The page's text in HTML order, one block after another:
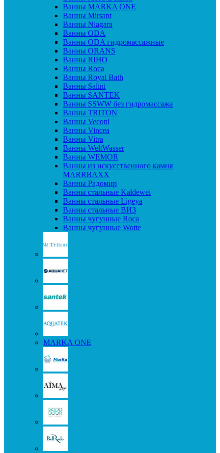
Ванны MARKA ONE
Ванны Mirsant
Ванны Niagara
Ванны ODA
Ванны ODA гидромассажные
Ванны ORANS
Ванны RIHO
Ванны Roca
Ванны Royal Bath
Ванны Salini
Ванны SANTEK
Ванны SSWW без гидромассажа
Ванны TRITON
Ванны Veconi
Ванны Vincea
Ванны Vitra
Ванны WeltWasser
Ванны WEMOR
Ванны из искусственного камня
MARRBAXX
Ванны Радомир
Ванны стальные Kaldewei
Ванны стальные Ligeya
Ванны стальные ВИЗ
Ванны чугунные Roca
Ванны чугунные Wotte
MARKA ONE